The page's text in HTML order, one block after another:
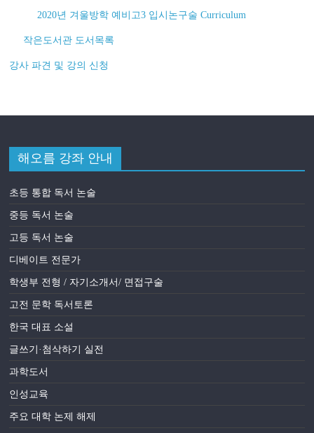
2020년 겨울방학 예비고3 입시논구술 Curriculum
작은도서관 도서목록
강사 파견 및 강의 신청
해오름 강좌 안내
초등 통합 독서 논술
중등 독서 논술
고등 독서 논술
디베이트 전문가
학생부 전형 / 자기소개서/ 면접구술
고전 문학 독서토론
한국 대표 소설
글쓰기·첨삭하기 실전
과학도서
인성교육
주요 대학 논제 해제